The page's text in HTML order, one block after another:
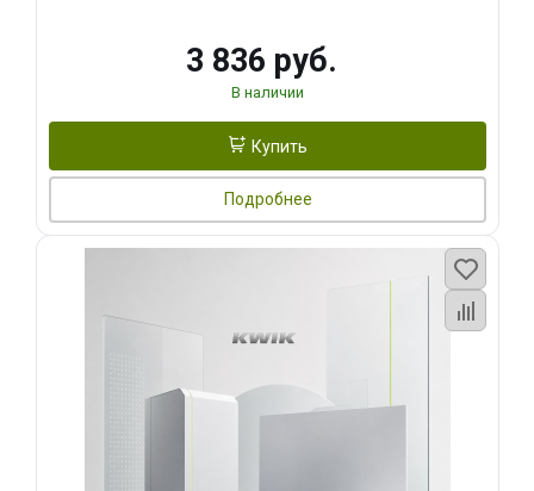
3 836 руб.
В наличии
Купить
Подробнее